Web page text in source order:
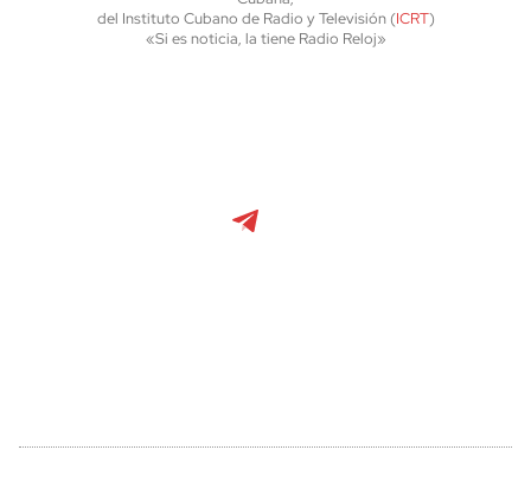
del Instituto Cubano de Radio y Televisión (ICRT)
«Si es noticia, la tiene Radio Reloj»